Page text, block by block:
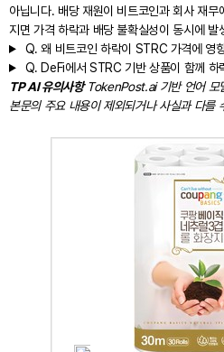
아닙니다. 배당 재원이 비트코인과 회사 재
지면 가격 하락과 배당 불확실성이 동시에 발
Q. 왜 비트코인 하락이 STRC 가격에 영
Q. DeFi에서 STRC 기반 상품이 함께 하
TP AI 유의사항TokenPost.ai 기반 언어 모
본문의 주요 내용이 제외되거나 사실과 다를